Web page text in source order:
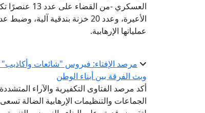
الأعيرة، وعدد 20 خزنة بندقية
عملياتها الإرهابية.
مرصد الإفتاء: فيروس "شائعات وأكاذيب"
وبث الفرقة بين أبناء الوطن
أكد مرصد الفتاوى التكفيرية والآراء
الجماعات والتنظيمات الإرهابية الضالة